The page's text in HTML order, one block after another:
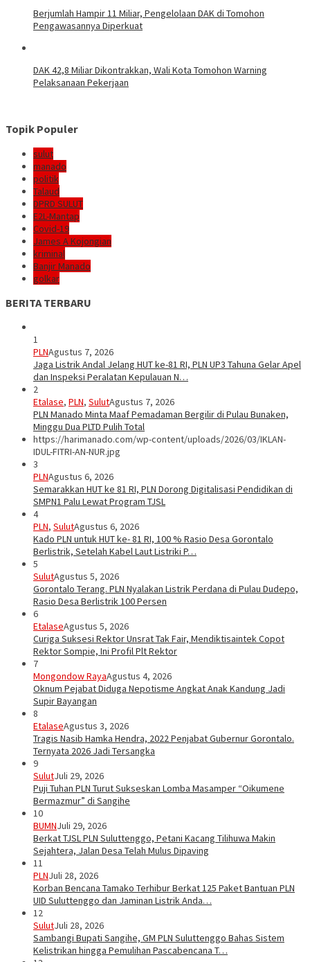
Berjumlah Hampir 11 Miliar, Pengelolaan DAK di Tomohon
Pengawasannya Diperkuat
DAK 42,8 Miliar Dikontrakkan, Wali Kota Tomohon Warning
Pelaksanaan Pekerjaan
Topik Populer
sulut
manado
politik
Talaud
DPRD SULUT
E2L-Mantap
Covid-19
James A Kojongian
kriminal
Banjir Manado
golkar
BERITA TERBARU
1
PLNAgustus 7, 2026
Jaga Listrik Andal Jelang HUT ke-81 RI, PLN UP3 Tahuna Gelar Apel
dan Inspeksi Peralatan Kepulauan N…
2
Etalase, PLN, SulutAgustus 7, 2026
PLN Manado Minta Maaf Pemadaman Bergilir di Pulau Bunaken,
Minggu Dua PLTD Pulih Total
https://harimanado.com/wp-content/uploads/2026/03/IKLAN-
IDUL-FITRI-AN-NUR.jpg
3
PLNAgustus 6, 2026
Semarakkan HUT ke 81 RI, PLN Dorong Digitalisasi Pendidikan di
SMPN1 Palu Lewat Program TJSL
4
PLN, SulutAgustus 6, 2026
Kado PLN untuk HUT ke- 81 RI, 100 % Rasio Desa Gorontalo
Berlistrik, Setelah Kabel Laut Listriki P…
5
SulutAgustus 5, 2026
Gorontalo Terang. PLN Nyalakan Listrik Perdana di Pulau Dudepo,
Rasio Desa Berlistrik 100 Persen
6
EtalaseAgustus 5, 2026
Curiga Suksesi Rektor Unsrat Tak Fair, Mendiktisaintek Copot
Rektor Sompie, Ini Profil Plt Rektor
7
Mongondow RayaAgustus 4, 2026
Oknum Pejabat Diduga Nepotisme Angkat Anak Kandung Jadi
Supir Bayangan
8
EtalaseAgustus 3, 2026
Tragis Nasib Hamka Hendra, 2022 Penjabat Gubernur Gorontalo.
Ternyata 2026 Jadi Tersangka
9
SulutJuli 29, 2026
Puji Tuhan PLN Turut Sukseskan Lomba Masamper “Oikumene
Bermazmur” di Sangihe
10
BUMNJuli 29, 2026
Berkat TJSL PLN Suluttenggo, Petani Kacang Tilihuwa Makin
Sejahtera, Jalan Desa Telah Mulus Dipaving
11
PLNJuli 28, 2026
Korban Bencana Tamako Terhibur Berkat 125 Paket Bantuan PLN
UID Suluttenggo dan Jaminan Listrik Anda…
12
SulutJuli 28, 2026
Sambangi Bupati Sangihe, GM PLN Suluttenggo Bahas Sistem
Kelistrikan hingga Pemulihan Pascabencana T…